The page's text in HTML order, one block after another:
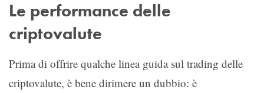
Le performance delle
criptovalute
Prima di offrire qualche linea guida sul trading delle
criptovalute, è bene dirimere un dubbio: è